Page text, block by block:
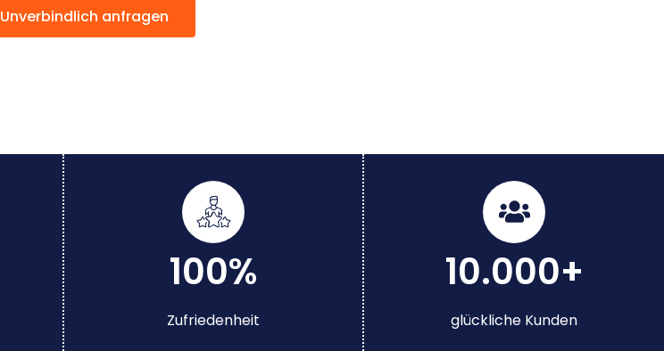
Unverbindlich anfragen
100%
Zufriedenheit
10.000+
glückliche Kunden